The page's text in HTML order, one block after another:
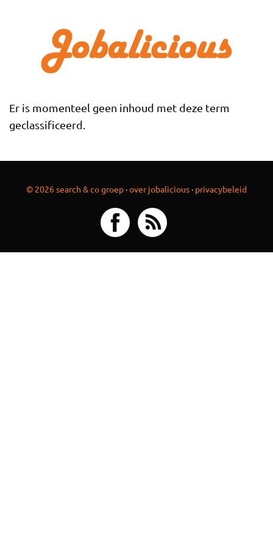
Er is momenteel geen inhoud met deze term
geclassificeerd.
© 2026 search & co groep ·over jobalicious · privacybeleid